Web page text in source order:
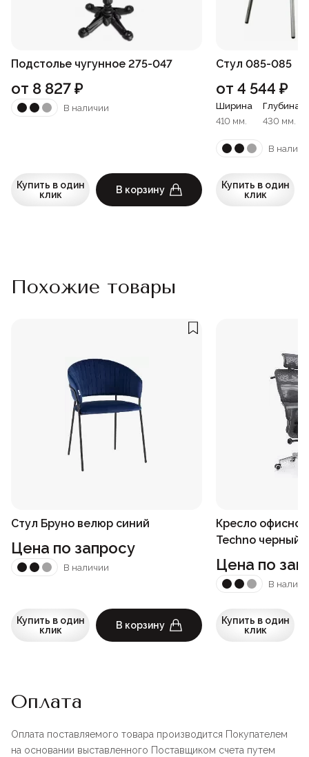
Подстолье чугунное 275-047
от 8 827₽
В наличии
Купить в один
клик
В корзину
Стул 085-085
от 4 544 ₽
Ширина
410 мм.
Глубина
430 мм.
В
Купить в один
клик
Похожие товары
Стул Бруно велюр синий
Цена по запросу
В наличии
Купить в один
клик
В корзину
Кресло
Techno черный
Цена по
В
Купить в один
клик
Оплата
Оплата поставляемого товара производится Покупателем
на основании выставленного Поставщиком счета путем